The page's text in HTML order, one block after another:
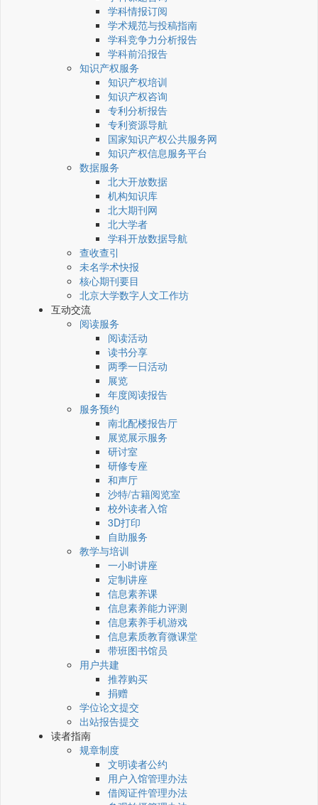
学科情报订阅
学术规范与投稿指南
学科竞争力分析报告
学科前沿报告
知识产权服务
知识产权培训
知识产权咨询
专利分析报告
专利资源导航
国家知识产权公共服务网
知识产权信息服务平台
数据服务
北大开放数据
机构知识库
北大期刊网
北大学者
学科开放数据导航
查收查引
未名学术快报
核心期刊要目
北京大学数字人文工作坊
互动交流
阅读服务
阅读活动
读书分享
两季一日活动
展览
年度阅读报告
服务预约
南北配楼报告厅
展览展示服务
研讨室
研修专座
和声厅
沙特/古籍阅览室
校外读者入馆
3D打印
自助服务
教学与培训
一小时讲座
定制讲座
信息素养课
信息素养能力评测
信息素养手机游戏
信息素质教育微课堂
带班图书馆员
用户共建
推荐购买
捐赠
学位论文提交
出站报告提交
读者指南
规章制度
文明读者公约
用户入馆管理办法
借阅证件管理办法